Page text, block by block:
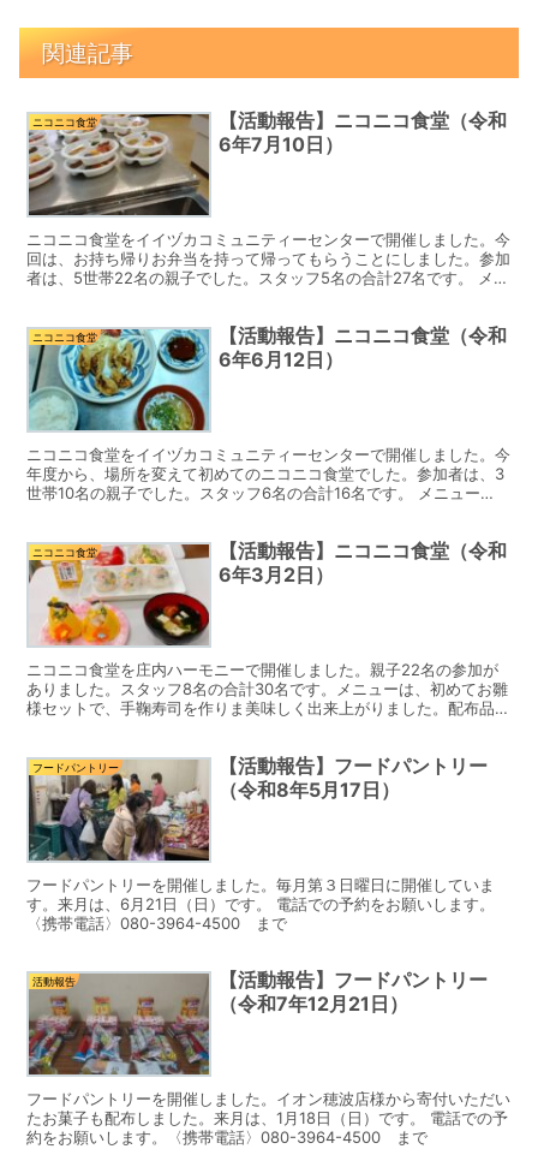
関連記事
ニコニコ食堂
【活動報告】ニコニコ食堂（令和
6年7月10日）
ニコニコ食堂をイイヅカコミュニティーセンターで開催しました。今
回は、お持ち帰りお弁当を持って帰ってもらうことにしました。参加
者は、5世帯22名の親子でした。スタッフ5名の合計27名です。 メニ
ニコニコ食堂
【活動報告】ニコニコ食堂（令和
6年6月12日）
ニコニコ食堂をイイヅカコミュニティーセンターで開催しました。今
年度から、場所を変えて初めてのニコニコ食堂でした。参加者は、3
世帯10名の親子でした。スタッフ6名の合計16名です。 メニュー
ニコニコ食堂
【活動報告】ニコニコ食堂（令和
6年3月2日）
ニコニコ食堂を庄内ハーモニーで開催しました。親子22名の参加が
ありました。スタッフ8名の合計30名です。メニューは、初めてお雛
様セットで、手鞠寿司を作りま美味しく出来上がりました。配布品
フードパントリー
【活動報告】フードパントリー
（令和8年5月17日）
フードパントリーを開催しました。毎月第３日曜日に開催していま
す。来月は、6月21日（日）です。 電話での予約をお願いします。
〈携帯電話〉080-3964-4500 まで
活動報告
【活動報告】フードパントリー
（令和7年12月21日）
フードパントリーを開催しました。イオン穂波店様から寄付いただい
たお菓子も配布しました。来月は、1月18日（日）です。 電話での予
約をお願いします。〈携帯電話〉080-3964-4500 まで